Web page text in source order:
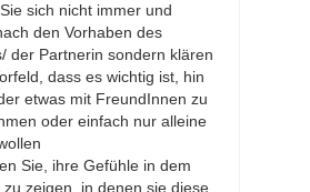
sich nicht immer und
den Vorhaben des
der Partnerin sondern klären
dass es wichtig ist, hin
etwas mit FreundInnen zu
oder einfach nur alleine
Sie, ihre Gefühle in dem
zu zeigen, in denen sie diese